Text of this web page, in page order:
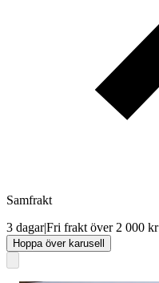
Samfrakt
3 dagar|Fri frakt över 2 000 kr
Hoppa över karusell